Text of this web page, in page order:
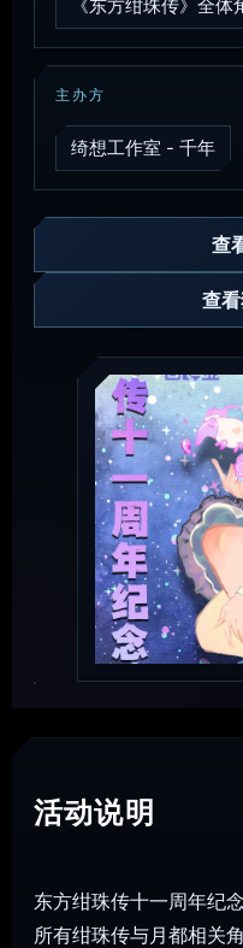
《东方绀珠传》全体
主办方
绮想工作室 - 千年
查
查
活动说明
东方绀珠传十一周年纪
所有绀珠传与月都相关